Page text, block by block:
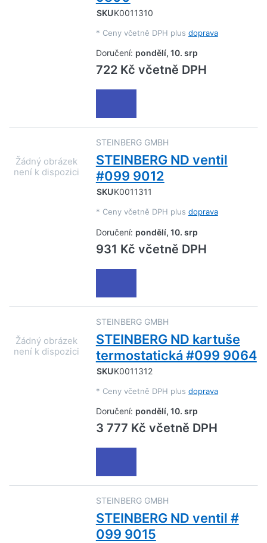
SKUK0011310
* Ceny včetně DPH plus doprava
Doručení: pondělí, 10. srp
722 Kč včetně DPH
STEINBERG GMBH
STEINBERG ND ventil
#099 9012
SKUK0011311
* Ceny včetně DPH plus doprava
Doručení: pondělí, 10. srp
931 Kč včetně DPH
STEINBERG GMBH
STEINBERG ND kartuše
termostatická #099 9064
SKUK0011312
* Ceny včetně DPH plus doprava
Doručení: pondělí, 10. srp
3 777 Kč včetně DPH
STEINBERG GMBH
STEINBERG ND ventil #
099 9015